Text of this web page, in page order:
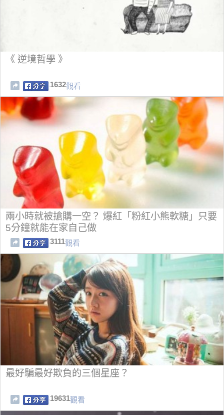
《 逆境哲學 》
1632觀看
兩小時就被搶購一空？ 爆紅「粉紅小熊軟糖」只要
5分鐘就能在家自己做
3111觀看
最好騙最好欺負的三個星座？
19631觀看